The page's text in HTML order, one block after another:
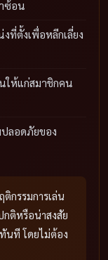
ซ้อน
ที่ตั้งเพื่อหลีกเลี่ยง
ให้แก่สมาชิกคน
ลอดภัยของ
กรรมการเล่น
ติหรือน่าสงสัย
นที โดยไม่ต้อง